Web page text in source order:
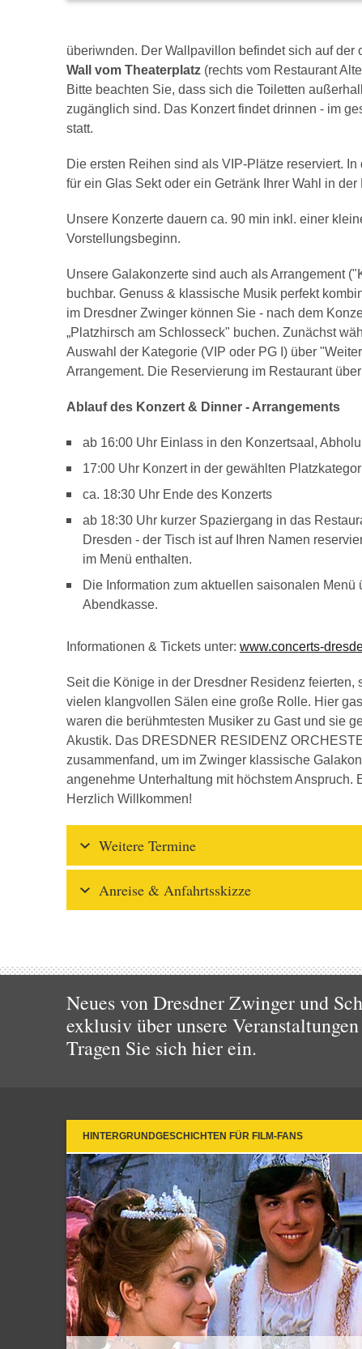
überiwnden. Der Wallpavillon befindet sich auf
Wall vom Theaterplatz (rechts vom Restaurant
Bitte beachten Sie, dass sich die Toiletten
zugänglich sind. Das Konzert findet drinnen - im
statt.
Die ersten Reihen sind als VIP-Plätze reserviert.
für ein Glas Sekt oder ein Getränk Ihrer Wahl in der
Unsere Konzerte dauern ca. 90 min inkl. einer
Vorstellungsbeginn.
Unsere Galakonzerte sind auch als Arrangement
buchbar. Genuss & klassische Musik perfekt
im Dresdner Zwinger können Sie - nach dem
„Platzhirsch am Schlosseck" buchen. Zunächst
Auswahl der Kategorie (VIP oder PG I) über
Arrangement. Die Reservierung im Restaurant
Ablauf des Konzert & Dinner - Arrangements
ab 16:00 Uhr Einlass in den Konzertsaal,
17:00 Uhr Konzert in der gewählten
ca. 18:30 Uhr Ende des Konzerts
ab 18:30 Uhr kurzer Spaziergang in das
Dresden - der Tisch ist auf Ihren Namen
im Menü enthalten.
Die Information zum aktuellen saisonalen
Abendkasse.
Informationen & Tickets unter: www.concerts-
Seit die Könige in der Dresdner Residenz
vielen klangvollen Sälen eine große Rolle. Hier
waren die berühmtesten Musiker zu Gast und sie
Akustik. Das DRESDNER RESIDENZ
zusammenfand, um im Zwinger klassische
angenehme Unterhaltung mit höchstem Anspruch.
Herzlich Willkommen!
Weitere Termine
Anreise & Anfahrtsskizze
Neues von Dresdner Zwinger und
exklusiv über unsere
Tragen Sie sich hier ein.
HINTERGRUNDGESCHICHTEN FÜR FILM-FANS